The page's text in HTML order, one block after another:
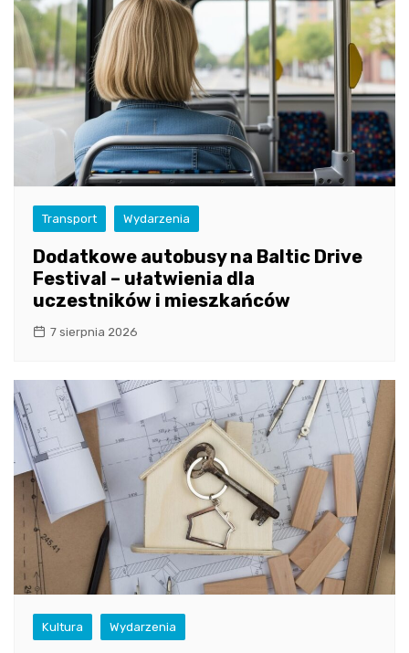
Transport Wydarzenia
Dodatkowe autobusy na Baltic Drive
Festival – ułatwienia dla
uczestników i mieszkańców
7 sierpnia 2026
Kultura Wydarzenia